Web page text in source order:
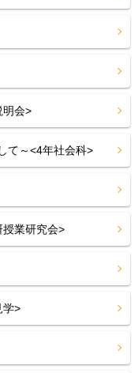
明会>
て～<4年社会科>
業研究会>
学>